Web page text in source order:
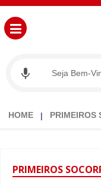
HOME PRIMEIROS
PRIMEIROS